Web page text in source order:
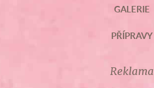
GALERIE
PŘÍPRAVY
Reklama